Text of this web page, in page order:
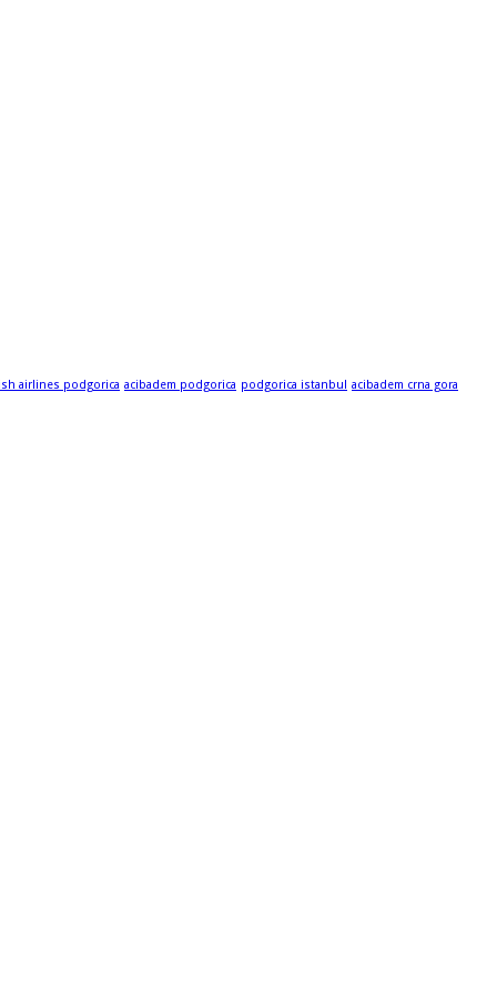
airlines podgorica acibadem podgorica podgorica istanbul acibadem crna gora